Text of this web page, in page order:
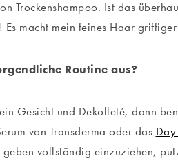
Trockenshampoo. Ist das
Es macht mein feines Haar
Routine aus?
Gesicht und Dekolleté, dann
von Transderma oder das
vollständig einzuziehen,